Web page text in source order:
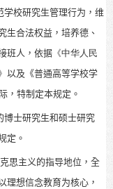
学校研究生管理行为，维
生合法权益，培养德、
班人，依据 《中华人民
以及《普通高等学校学
，特制定本规定。
博士研究生和硕士研究
定。
思主义的指导地位，全
理想信念教育为核心，